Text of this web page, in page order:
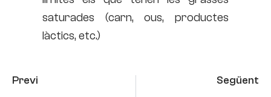
saturades (carn, ous, productes
làctics, etc.)
Previ Següent